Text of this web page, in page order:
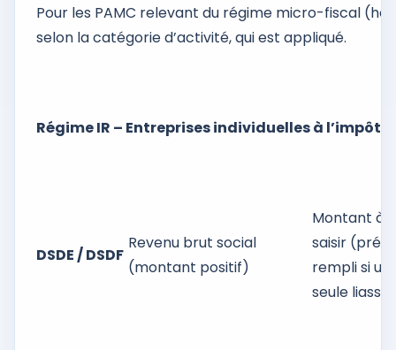
Pour les PAMC relevant du régime micro-fiscal
selon la catégorie d’activité, qui est appliqué.
Régime IR – Entreprises individuelles à l’impôt
DSDE / DSDF
Revenu brut social
(montant positif)
Montant à
saisir (pré-
rempli si
seule liasse)